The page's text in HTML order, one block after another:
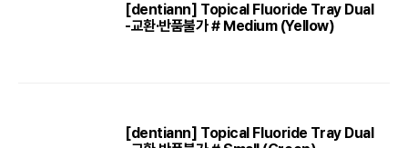
[dentiann] Topical Fluoride Tray Dual
-교환·반품불가 # Medium (Yellow)
[dentiann] Topical Fluoride Tray Dual